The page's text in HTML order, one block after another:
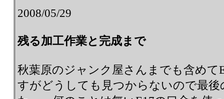
2008/05/29
残る加工作業と完成まで
秋葉原のジャンク屋さんまでも含めて
すがどうしても見つからないので最